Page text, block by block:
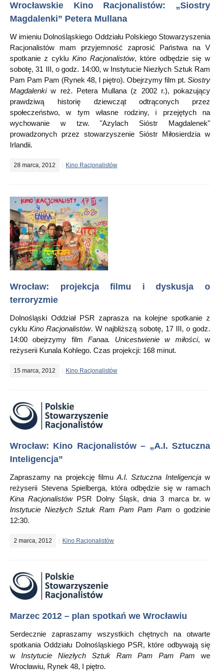
Wrocławskie Kino Racjonalistów: „Siostry
Magdalenki” Petera Mullana
W imieniu Dolnośląskiego Oddziału Polskiego Stowarzyszenia
Racjonalistów mam przyjemność zaprosić Państwa na V
spotkanie z cyklu Kino Racjonalistów, które odbędzie się w
sobotę, 31 III, o godz. 14:00, w Instytucie Niezłych Sztuk Ram
Pam Pam Pam (Rynek 48, I piętro). Obejrzymy film pt. Siostry
Magdalenkiw reż. Petera Mullana (z 2002 r.), pokazujący
prawdziwą historię dziewcząt odtrąconych przez
społeczeństwo, w tym własne rodziny, i przejętych na
wychowanie w tzw. "Azylach Sióstr Magdalenek"
prowadzonych przez stowarzyszenie Sióstr Miłosierdzia w
Irlandii.
28 marca, 2012 Kino Racjonalistów
Wrocław: projekcja filmu i dyskusja o
terroryzmie
Dolnośląski Oddział PSR zaprasza na kolejne spotkanie z
cykluKino Racjonalistów. W najbliższą sobotę, 17 III, o godz.
14:00 obejrzymy film Fanaa. Unicestwienie w miłości, w
reżyserii Kunala Kohlego. Czas projekcji: 168 minut.
15 marca, 2012 Kino Racjonalistów
Wrocław: Kino Racjonalistów – „A.I. Sztuczna
Inteligencja”
Zapraszamy na projekcję filmuA.I. Sztuczna Inteligencjaw
reżyserii Stevena Spielberga, która odbędzie się w ramach
Kina RacjonalistówPSR Dolny Śląsk, dnia 3 marca br. w
Instytucie Niezłych Sztuk Ram Pam Pam Pam o godzinie
12:30.
2 marca, 2012 Kino Racjonalistów
Marzec 2012 – plan spotkań we Wrocławiu
Serdecznie zapraszamy wszystkich chętnych na otwarte
spotkania Oddziału Dolnośląskiego PSR, które odbywają się
w Instytucie Niezłych Sztuk Ram Pam Pam Pam we
Wrocławiu, Rynek 48, I piętro.